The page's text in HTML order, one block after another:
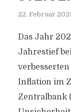
22. Februar
Das Jahr
Jahrestief
Inflation im
Zentralbank